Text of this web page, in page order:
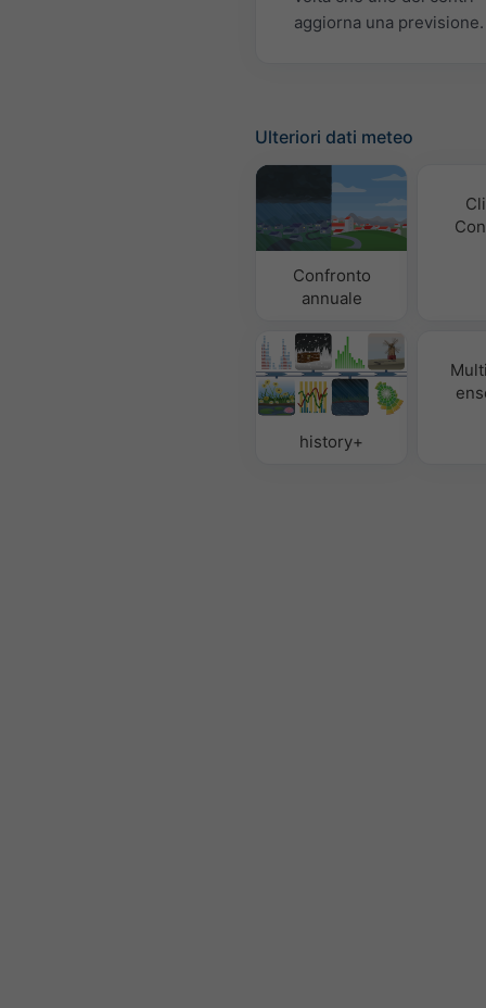
aggiorna una previsione.
Ulteriori dati meteo
Confronto
annuale
history+